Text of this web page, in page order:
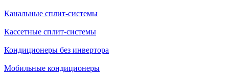
Канальные сплит-системы
Кассетные сплит-системы
Кондиционеры без инвертора
Мобильные кондиционеры